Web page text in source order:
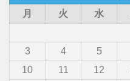
月
火 水
3
4 5
10
11 12